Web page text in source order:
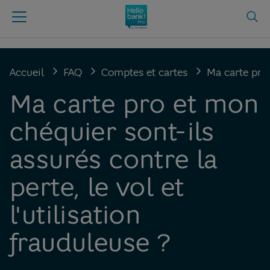
Accueil FAQ Comptes et cartes Ma carte
Ma carte pro et mon
chéquier sont-ils
assurés contre la
perte, le vol et
l'utilisation
frauduleuse ?